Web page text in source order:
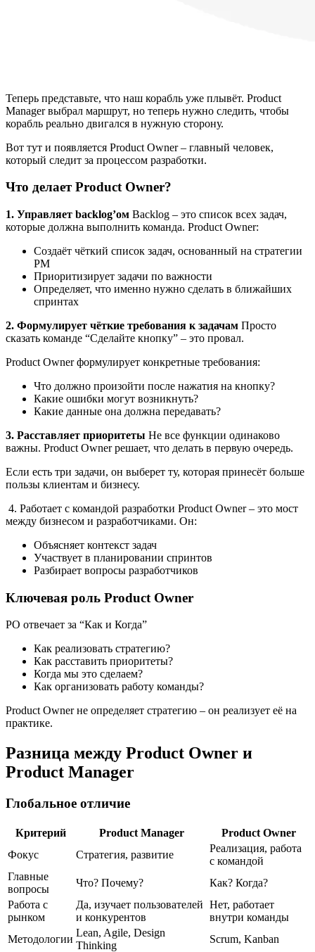
Теперь представьте, что наш корабль уже плывёт. Product
Manager выбрал маршрут, но теперь нужно следить, чтобы
корабль реально двигался в нужную сторону.
Вот тут и появляется Product Owner – главный человек,
который следит за процессом разработки.
Что делает Product Owner?
1. Управляет backlog’ом Backlog – это список всех задач,
которые должна выполнить команда. Product Owner:
Создаёт чёткий список задач, основанный на стратегии
PM
Приоритизирует задачи по важности
Определяет, что именно нужно сделать в ближайших
спринтах
2. Формулирует чёткие требования к задачам Просто
сказать команде “Сделайте кнопку” – это провал.
Product Owner формулирует конкретные требования:
Что должно произойти после нажатия на кнопку?
Какие ошибки могут возникнуть?
Какие данные она должна передавать?
3. Расставляет приоритеты Не все функции одинаково
важны. Product Owner решает, что делать в первую очередь.
Если есть три задачи, он выберет ту, которая принесёт больше
пользы клиентам и бизнесу.
4. Работает с командой разработки Product Owner – это мост
между бизнесом и разработчиками. Он:
Объясняет контекст задач
Участвует в планировании спринтов
Разбирает вопросы разработчиков
Ключевая роль Product Owner
PO отвечает за “Как и Когда”
Как реализовать стратегию?
Как расставить приоритеты?
Когда мы это сделаем?
Как организовать работу команды?
Product Owner не определяет стратегию – он реализует её на
практике.
Разница между Product Owner и
Product Manager
Глобальное отличие
Критерий Product Manager
Product Owner
Фокус
Стратегия, развитие
Реализация, работа
с командой
Главные
вопросы
Что? Почему?
Как? Когда?
Работа с
рынком
Да, изучает пользователей
и конкурентов
Нет, работает
внутри команды
Методологии
Lean, Agile, Design
Thinking
Scrum, Kanban